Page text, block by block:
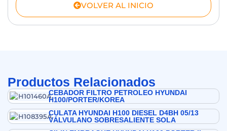
VOLVER AL INICIO
Productos Relacionados
CEBADOR FILTRO PETROLEO HYUNDAI
H100/PORTER/KOREA
CULATA HYUNDAI H100 DIESEL D4BH 05/13
VÁLVULANO SOBRESALIENTE SOLA